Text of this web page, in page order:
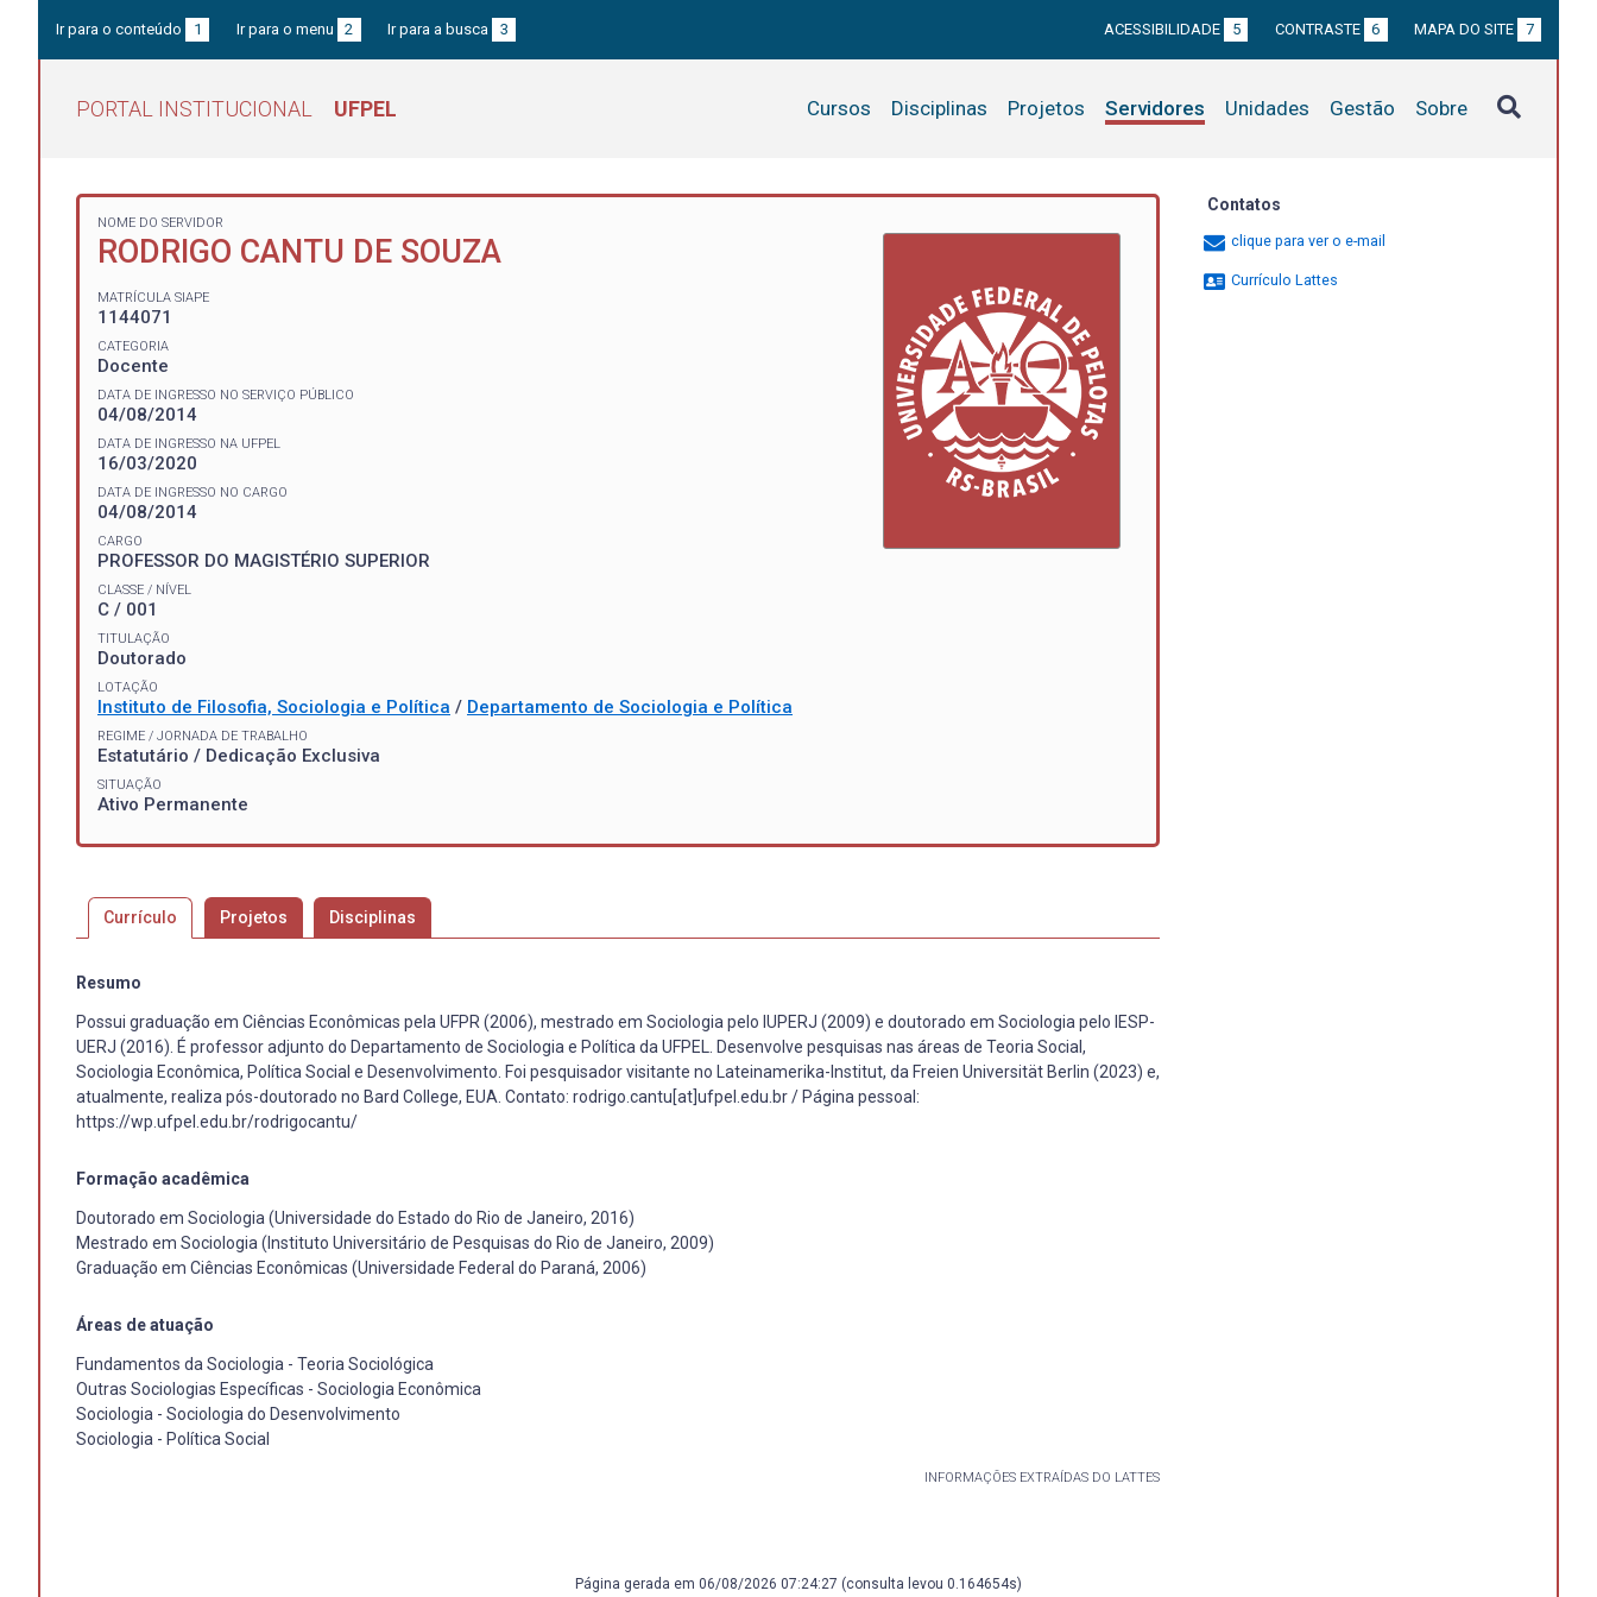
Ir para o conteúdo 1 Ir para o menu 2 Ir para a busca 3 ACESSIBILIDADE 5 CONTRASTE 6 MAPA DO SITE 7
PORTAL INSTITUCIONAL UFPEL Cursos Disciplinas Projetos Servidores Unidades Gestão Sobre
NOME DO SERVIDOR
RODRIGO CANTU DE SOUZA
MATRÍCULA SIAPE
1144071
CATEGORIA
Docente
DATA DE INGRESSO NO SERVIÇO PÚBLICO
04/08/2014
DATA DE INGRESSO NA UFPEL
16/03/2020
DATA DE INGRESSO NO CARGO
04/08/2014
CARGO
PROFESSOR DO MAGISTÉRIO SUPERIOR
CLASSE / NÍVEL
C / 001
TITULAÇÃO
Doutorado
LOTAÇÃO
Instituto de Filosofia, Sociologia e Política / Departamento de Sociologia e Política
REGIME / JORNADA DE TRABALHO
Estatutário / Dedicação Exclusiva
SITUAÇÃO
Ativo Permanente
Currículo Projetos Disciplinas
Resumo
Possui graduação em Ciências Econômicas pela UFPR (2006), mestrado em Sociologia pelo IUPERJ (2009) e doutorado em Sociologia pelo IESP-
UERJ (2016). É professor adjunto do Departamento de Sociologia e Política da UFPEL. Desenvolve pesquisas nas áreas de Teoria Social,
Sociologia Econômica, Política Social e Desenvolvimento. Foi pesquisador visitante no Lateinamerika-Institut, da Freien Universität Berlin (2023) e,
atualmente, realiza pós-doutorado no Bard College, EUA. Contato: rodrigo.cantu[at]ufpel.edu.br / Página pessoal:
https://wp.ufpel.edu.br/rodrigocantu/
Formação acadêmica
Doutorado em Sociologia (Universidade do Estado do Rio de Janeiro, 2016)
Mestrado em Sociologia (Instituto Universitário de Pesquisas do Rio de Janeiro, 2009)
Graduação em Ciências Econômicas (Universidade Federal do Paraná, 2006)
Áreas de atuação
Fundamentos da Sociologia - Teoria Sociológica
Outras Sociologias Específicas - Sociologia Econômica
Sociologia - Sociologia do Desenvolvimento
Sociologia - Política Social
INFORMAÇÕES EXTRAÍDAS DO LATTES
Contatos
clique para ver o e-mail
Currículo Lattes
Página gerada em 06/08/2026 07:24:27 (consulta levou 0.164654s)